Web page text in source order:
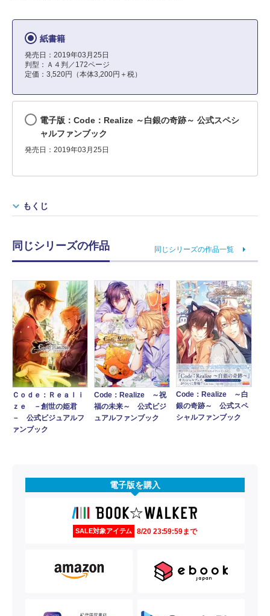
紙書籍
発売日：2019年03月25日
判型：Ａ４判／172ページ
定価：3,520円（本体3,200円＋税）
電子版：Code：Realize ～白銀の奇跡～ 公式スペシ
ャルファンブック
発売日：2019年03月25日
もくじ
同じシリーズの作品 同じシリーズの作品一覧
Ｃｏｄｅ：Ｒｅａｌｉ
ｚｅ －創世の姫君
－ 公式ビジュアルフ
ァンブック
Code：Realize ～祝
福の未来～ 公式ビジ
ュアルファンブック
Code：Realize ～白
銀の奇跡～ 公式スペ
シャルファンブック
電子版を購入
SALE対象アイテム 8/20 23:59:59まで